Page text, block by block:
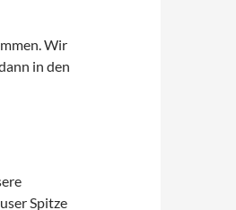
Wir
in den
Spitze